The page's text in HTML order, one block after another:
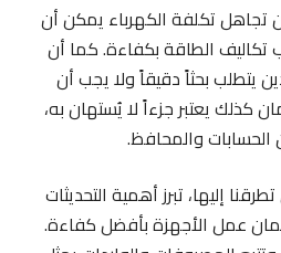
تجاهل تكلفة الكهرباء يمكن أن
تكاليف الطاقة بكفاءة. كما أن
يتطلب بحثاً دقيقاً ولا يجب أن
كذلك يعتبر جزءاً لا يُستهان به،
الحسابات والمحافظ.
إليها، تبرز أهمية التحديثات
عمل الأجهزة بأفضل كفاءة.